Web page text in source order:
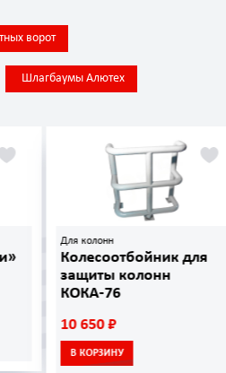
ворот
Шлагбаумы Алютех
Для колонн
Колесоотбойник для
защиты колонн
КОКА-76
10 650 ₽
В КОРЗИНУ